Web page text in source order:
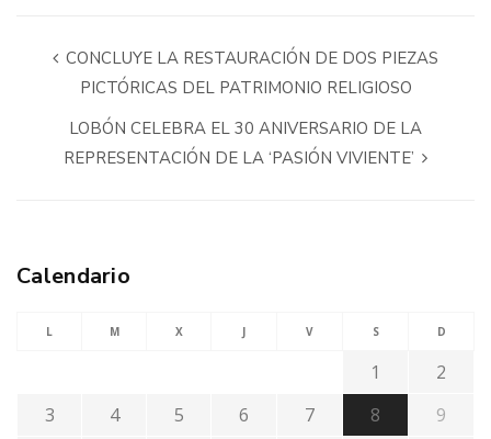
CONCLUYE LA RESTAURACIÓN DE DOS PIEZAS
PICTÓRICAS DEL PATRIMONIO RELIGIOSO
LOBÓN CELEBRA EL 30 ANIVERSARIO DE LA
REPRESENTACIÓN DE LA ‘PASIÓN VIVIENTE’
Calendario
L M X J V S D
1
2
3
4 5 6 7 8
9